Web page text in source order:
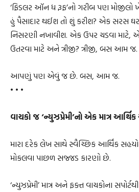
‘ફિડલર ઑન ધ રૂફ’નો ગરીબ પણ
હું પૈસાદાર થઈશ તો શું કરીશ? એક સરસ
નિસરણી નખાવીશ. એક ઉપર ચડવા માટે,
ઉતરવા માટે અને ત્રીજી? ત્રીજી, બસ આમ જ.
આપણું પણ એવું જ છે. બસ, આમ જ.
• • •
વાચકો જ ‘ન્યુઝપ્રેમી’નો એક માત્ર
મારા દરેક લેખ સાથે સ્વૈચ્છિક આર્થિક
મોકલવા પાછળ સજ્જડ કારણો છે.
‘ન્યુઝપ્રેમી’ માત્ર અને ફક્ત વાચકોના